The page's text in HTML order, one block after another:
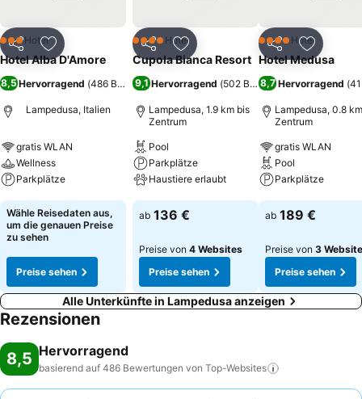
Teilen Zu Favoriten hinzufügen
3 SterneHotel
Hotel Alba D'Amore
8,5Hervorragend (486 Bewertungen)
Lampedusa, Italien
gratis WLAN
Wellness
Parkplätze
Preise sehen
Wähle Reisedaten aus,
um die genauen Preise
zu sehen
Preise sehen
Teilen Zu Favoriten hinzufügen
4 SterneHotel
Cupola Bianca Resort
9,1 Hervorragend (502 Bewertungen)
Lampedusa, 1.9 km bis
Zentrum
Pool
Parkplätze
Haustiere erlaubt
Preise sehen
ab 136 €
Preise von 4 Websites
Preise sehen
Teilen Zu
4 SterneHotel
Hotel Medusa
8,7 Hervorragend (
Lampedusa, 0.8
Zentrum
gratis WLAN
Pool
Parkplätze
Preise sehen
ab 189 €
Preise von 3
Preise sehen
Alle Unterkünfte in Lampedusa anzeigen
Rezensionen
8,5 Hervorragend
basierend auf 486 Bewertungen von Top-Websites